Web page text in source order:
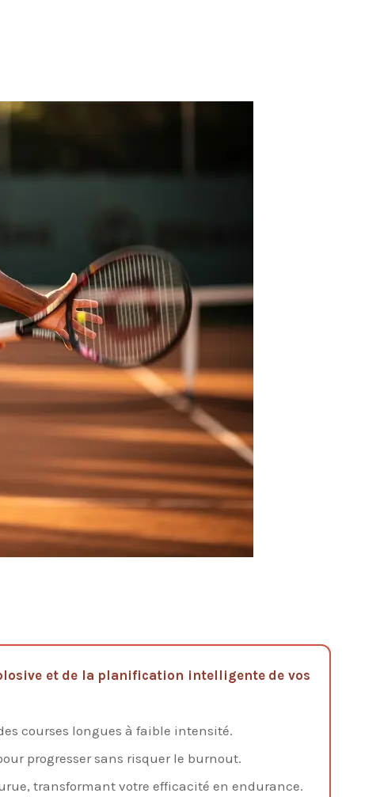
et de la planification intelligente de vos
courses longues à faible intensité.
progresser sans risquer le burnout.
transformant votre efficacité en endurance.